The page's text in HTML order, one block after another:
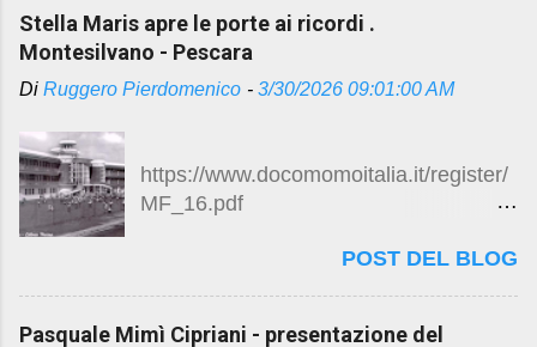
Patrimonio Architettonico (CAH)” 8 -
10 settembre 2026 Torino La decima
edizione della Conferenza
propone di riunire accademici e
professionisti che si occupano di
condividere le proprie visioni sulla
protezione, la conservazione e la
valorizzazione del patrimonio culturale
Stella Maris apre le porte ai ricordi .
Montesilvano - Pescara
Di Ruggero Pierdomenico - 3/30/2026 09:01:00 AM
https://www.docomomoitalia.it/register/
MF_16.pdf
MF_16.pdf Stella Maris apre le porte ai
POST DEL BLOG
Pasquale Mimì Cipriani - presentazione del